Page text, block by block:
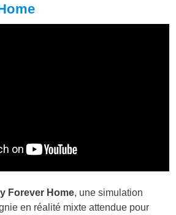
Forever Home, une simulation
en réalité mixte attendue pour